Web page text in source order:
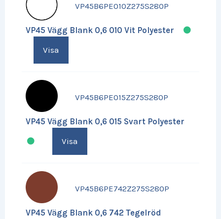
VP45B6PE010Z275S280P
VP45 Vägg Blank 0,6 010 Vit Polyester
Visa
VP45B6PE015Z275S280P
VP45 Vägg Blank 0,6 015 Svart Polyester
Visa
VP45B6PE742Z275S280P
VP45 Vägg Blank 0,6 742 Tegelröd